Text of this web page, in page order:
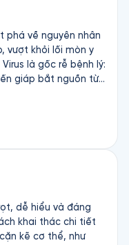
phá về nguyên nhân
vượt khỏi lối mòn y
là gốc rễ bệnh lý:
giáp bắt nguồn từ
do hormone. 2. Thực
cách ăn uống để
3. Niềm tin vào
lành khi được hỗ trợ
ai đang tìm
dễ hiểu và đáng
khai thác chi tiết
kẽ cơ thể, như